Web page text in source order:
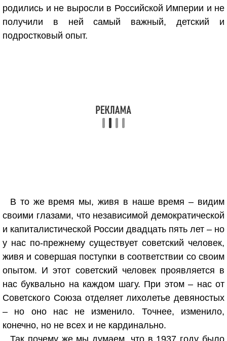
родились и не выросли в Российской Империи и не
получили в ней самый важный, детский и
подростковый опыт.
В то же время мы, живя в наше время – видим
своими глазами, что независимой демократической
и капиталистической России двадцать пять лет – но
у нас по-прежнему существует советский человек,
живя и совершая поступки в соответствии со своим
опытом. И этот советский человек проявляется в
нас буквально на каждом шагу. При этом – нас от
Советского Союза отделяет лихолетье девяностых
– но оно нас не изменило. Точнее, изменило,
конечно, но не всех и не кардинально.
Так почему же мы думаем, что в 1937 году было